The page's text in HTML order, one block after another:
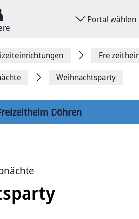
Portal wählen
Weihnachtsparty
Döhren